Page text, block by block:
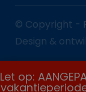
© Copyright -
Design &
Let op: